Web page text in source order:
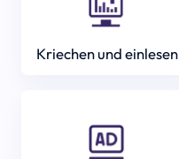
Kriechen und einlesen